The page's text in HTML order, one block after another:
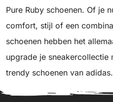
Pure Ruby schoenen. Of je
comfort, stijl of een
schoenen hebben het
upgrade je sneakercollectie
trendy schoenen van adidas.